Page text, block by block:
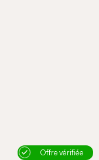
Offre vérifiée